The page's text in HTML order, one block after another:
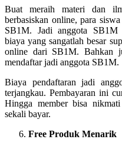
Buat meraih materi dan
berbasiskan online, para
SB1M. Jadi anggota SB1M
biaya yang sangatlah besar
online dari SB1M. Bahkan
mendaftar jadi anggota SB1M.
Biaya pendaftaran jadi
terjangkau. Pembayaran ini
Hingga member bisa
sekali bayar.
Free Produk Menarik